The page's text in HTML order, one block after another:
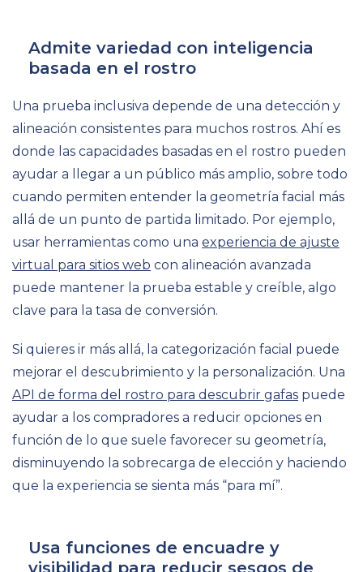
Admite variedad con inteligencia
basada en el rostro
Una prueba inclusiva depende de una detección y
alineación consistentes para muchos rostros. Ahí es
donde las capacidades basadas en el rostro pueden
ayudar a llegar a un público más amplio, sobre todo
cuando permiten entender la geometría facial más
allá de un punto de partida limitado. Por ejemplo,
usar herramientas como una experiencia de ajuste
virtual para sitios web con alineación avanzada
puede mantener la prueba estable y creíble, algo
clave para la tasa de conversión.
Si quieres ir más allá, la categorización facial puede
mejorar el descubrimiento y la personalización. Una
API de forma del rostro para descubrir gafas puede
ayudar a los compradores a reducir opciones en
función de lo que suele favorecer su geometría,
disminuyendo la sobrecarga de elección y haciendo
que la experiencia se sienta más “para mí”.
Usa funciones de encuadre y